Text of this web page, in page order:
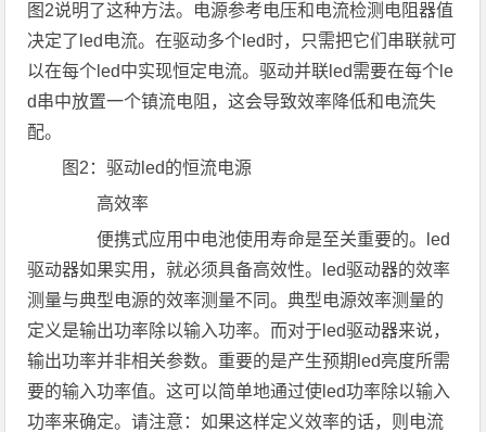
图2说明了这种方法。电源参考电压和电流检测电阻器值
决定了led电流。在驱动多个led时，只需把它们串联就可
以在每个led中实现恒定电流。驱动并联led需要在每个le
d串中放置一个镇流电阻，这会导致效率降低和电流失
配。
图2：驱动led的恒流电源
高效率
便携式应用中电池使用寿命是至关重要的。led
驱动器如果实用，就必须具备高效性。led驱动器的效率
测量与典型电源的效率测量不同。典型电源效率测量的
定义是输出功率除以输入功率。而对于led驱动器来说，
输出功率并非相关参数。重要的是产生预期led亮度所需
要的输入功率值。这可以简单地通过使led功率除以输入
功率来确定。请注意：如果这样定义效率的话，则电流